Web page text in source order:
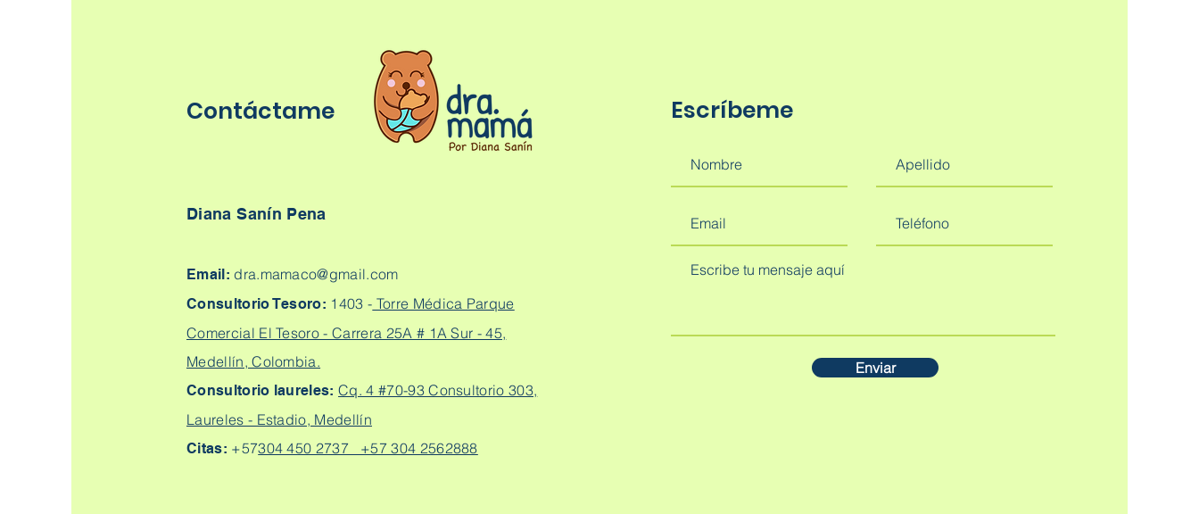
Contáctame
Diana Sanín Pena
Email: dra.mamaco@gmail.com
Consultorio Tesoro: 1403 - Torre Médica Parque
Comercial El Tesoro - Carrera 25A # 1A Sur - 45,
Medellín, Colombia.
Consultorio laureles:Cq. 4 #70-93 Consultorio 303,
Laureles - Estadio, Medellín
Citas: +57304 450 2737 +57 304 2562888
Escríbeme
Enviar